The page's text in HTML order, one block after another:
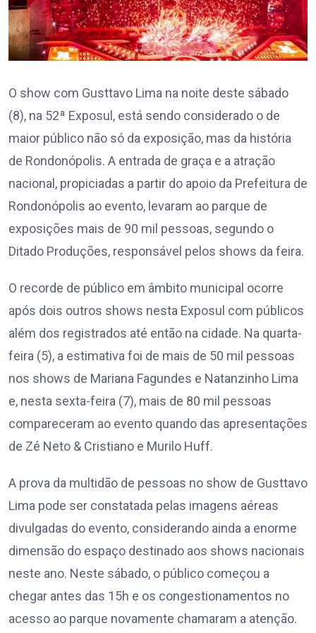
O show com Gusttavo Lima na noite deste sábado
(8), na 52ª Exposul, está sendo considerado o de
maior público não só da exposição, mas da história
de Rondonópolis. A entrada de graça e a atração
nacional, propiciadas a partir do apoio da Prefeitura de
Rondonópolis ao evento, levaram ao parque de
exposições mais de 90 mil pessoas, segundo o
Ditado Produções, responsável pelos shows da feira.
O recorde de público em âmbito municipal ocorre
após dois outros shows nesta Exposul com públicos
além dos registrados até então na cidade. Na quarta-
feira (5), a estimativa foi de mais de 50 mil pessoas
nos shows de Mariana Fagundes e Natanzinho Lima
e, nesta sexta-feira (7), mais de 80 mil pessoas
compareceram ao evento quando das apresentações
de Zé Neto & Cristiano e Murilo Huff.
A prova da multidão de pessoas no show de Gusttavo
Lima pode ser constatada pelas imagens aéreas
divulgadas do evento, considerando ainda a enorme
dimensão do espaço destinado aos shows nacionais
neste ano. Neste sábado, o público começou a
chegar antes das 15h e os congestionamentos no
acesso ao parque novamente chamaram a atenção.